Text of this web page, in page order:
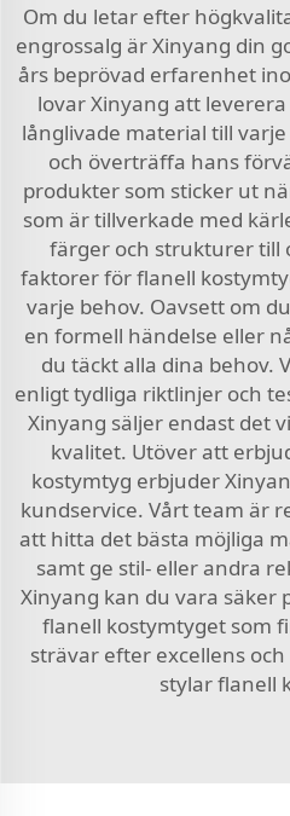
Om du letar efter
engrossalg är Xinyang din
års beprövad erfarenhet
lovar Xinyang att
långlivade material till
och överträffa hans
produkter som sticker ut
som är tillverkade med
färger och strukturer till
faktorer för flanell
varje behov. Oavsett om
en formell händelse eller
du täckt alla dina behov.
enligt tydliga riktlinjer och
Xinyang säljer endast det
kvalitet. Utöver att
kostymtyg erbjuder
kundservice. Vårt team är
att hitta det bästa möjliga
samt ge stil- eller andra
Xinyang kan du vara säker
flanell kostymtyget som
strävar efter excellens
stylar flanell